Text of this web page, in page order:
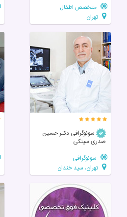
متخصص اطفال
تهران
سونوگرافی دکتر حسین
صدری سینکی
سونوگرافی
تهران، سید خندان